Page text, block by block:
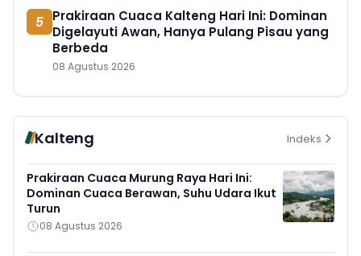
5 Prakiraan Cuaca Kalteng Hari Ini: Dominan
Digelayuti Awan, Hanya Pulang Pisau yang
Berbeda
08 Agustus 2026
Kalteng Indeks
Prakiraan Cuaca Murung Raya Hari Ini:
Dominan Cuaca Berawan, Suhu Udara Ikut
Turun
08 Agustus 2026